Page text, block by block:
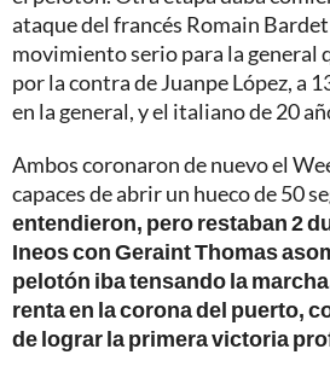
ataque del francés Romain
movimiento serio para la general
por la contra de Juanpe López, a
en la general, y el italiano de 20
Ambos coronaron de nuevo el
capaces de abrir un hueco de 50
entendieron, pero restaban 2
Ineos con Geraint Thomas
pelotón iba tensando la
renta en la corona del puerto,
de lograr la primera victoria